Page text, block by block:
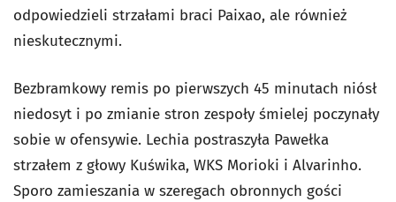
odpowiedzieli strzałami braci Paixao, ale również
nieskutecznymi.
Bezbramkowy remis po pierwszych 45 minutach niósł
niedosyt i po zmianie stron zespoły śmielej poczynały
sobie w ofensywie. Lechia postraszyła Pawełka
strzałem z głowy Kuświka, WKS Morioki i Alvarinho.
Sporo zamieszania w szeregach obronnych gości